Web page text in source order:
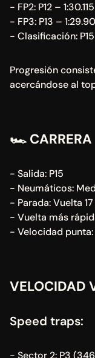
- FP2: P12 – 1:30.115
- FP3: P13 –
- Clasificación:
Progresión
acercándose al
🏎️ CARRERA
- Salida: P15
- Neumáticos:
- Parada: Vuelta
- Vuelta más
- Velocidad
VELOCIDAD
Speed traps:
- Sector 2: P3